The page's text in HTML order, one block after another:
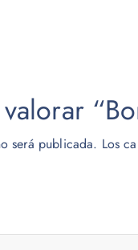
será publicada. Los